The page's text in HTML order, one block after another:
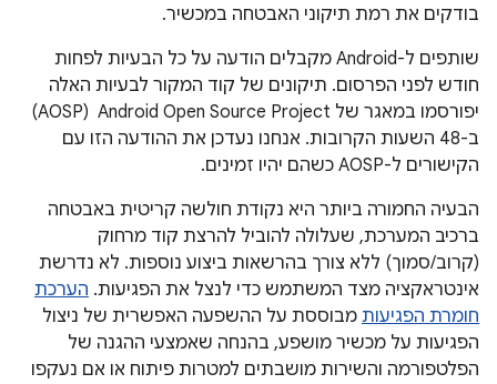
בודקים את רמת תיקוני האבטחה במכשיר.
שותפים ל-Android מקבלים הודעה על כל הבעיות לפחות
חודש לפני הפרסום. תיקונים של קוד המקור לבעיות האלה
יפורסמו במאגר של Android Open Source Project ‏ (AOSP)
ב-48 השעות הקרובות. אנחנו נעדכן את ההודעה הזו עם
הקישורים ל-AOSP כשהם יהיו זמינים.
הבעיה החמורה ביותר היא נקודת חולשה קריטית באבטחה
ברכיב המערכת, שעלולה להוביל להרצת קוד מרחוק
(קרוב/סמוך) ללא צורך בהרשאות ביצוע נוספות. לא נדרשת
אינטראקציה מצד המשתמש כדי לנצל את הפגיעות. הערכת
חומרת הפגיעות מבוססת על ההשפעה האפשרית של ניצול
הפגיעות על מכשיר מושפע, בהנחה שאמצעי ההגנה של
הפלטפורמה והשירות מושבתים למטרות פיתוח או אם נעקפו